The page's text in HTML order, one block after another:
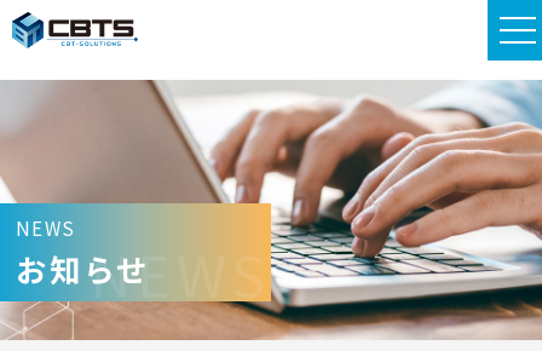
NEWS
お知らせNEWS